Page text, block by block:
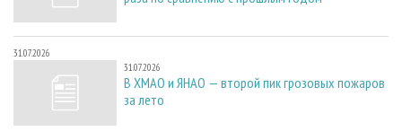
31.07.2026
31.07.2026
В ХМАО и ЯНАО — второй пик грозовых пожаров
за лето